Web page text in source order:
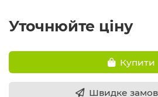
Уточнюйте ціну
Купити
Швидке